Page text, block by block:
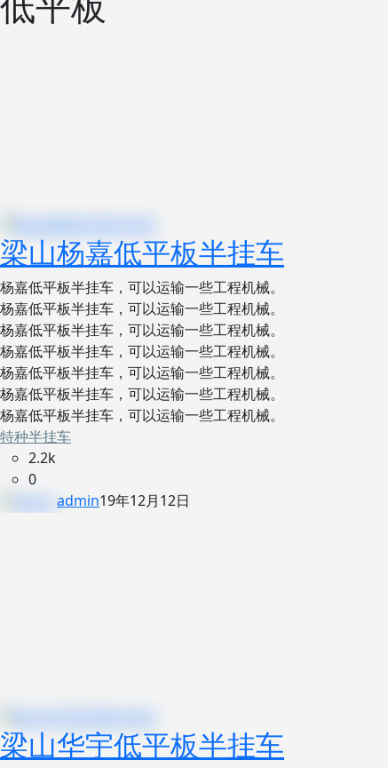
梁山杨嘉低平板半挂车
杨嘉低平板半挂车，可以运输一些工程机械。
杨嘉低平板半挂车，可以运输一些工程机械。
杨嘉低平板半挂车，可以运输一些工程机械。
杨嘉低平板半挂车，可以运输一些工程机械。
杨嘉低平板半挂车，可以运输一些工程机械。
杨嘉低平板半挂车，可以运输一些工程机械。
杨嘉低平板半挂车，可以运输一些工程机械。
特种半挂车
2.2k
0
admin19年12月12日
梁山华宇低平板半挂车